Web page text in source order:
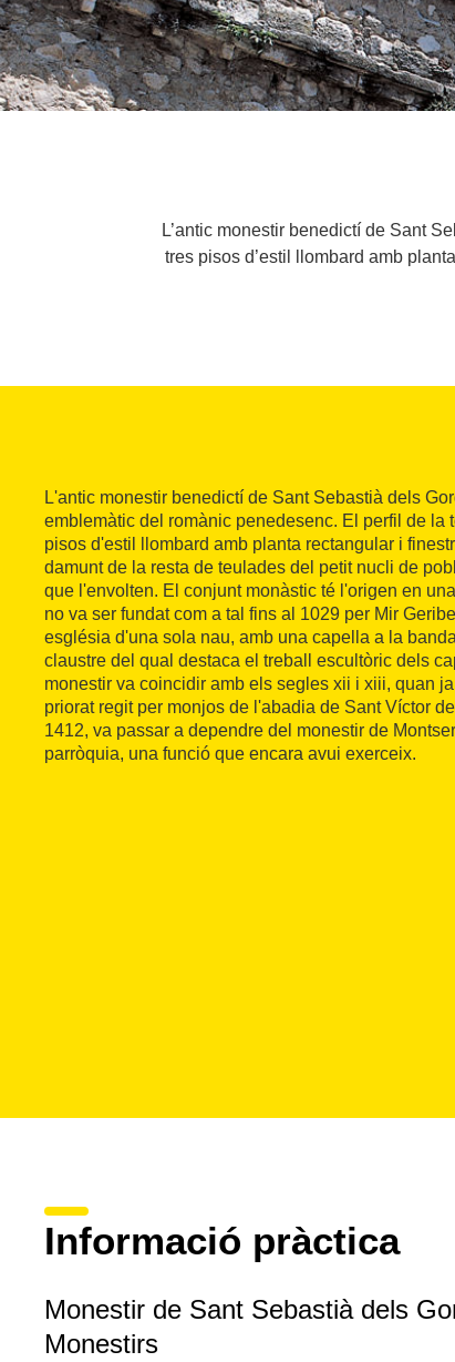
L’antic monestir benedictí de Sant
tres pisos d’estil llombard amb
L'antic monestir benedictí de Sant Sebastià dels
emblemàtic del romànic penedesenc. El perfil de la
pisos d'estil llombard amb planta rectangular i
damunt de la resta de teulades del petit nucli de
que l'envolten. El conjunt monàstic té l'origen en
no va ser fundat com a tal fins al 1029 per Mir
església d'una sola nau, amb una capella a la
claustre del qual destaca el treball escultòric dels
monestir va coincidir amb els segles xii i xiii, quan
priorat regit per monjos de l'abadia de Sant Víctor
1412, va passar a dependre del monestir de
parròquia, una funció que encara avui exerceix.
Informació pràctica
Monestir de Sant Sebastià dels
Monestirs